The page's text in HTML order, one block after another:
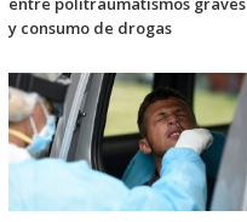
y consumo de drogas